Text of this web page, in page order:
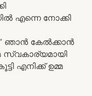
എന്നെ നോക്കി
” ഞാൻ കേൽക്കാൻ
സ്വകാര്യമായി
എനിക്ക് ഉമ്മ